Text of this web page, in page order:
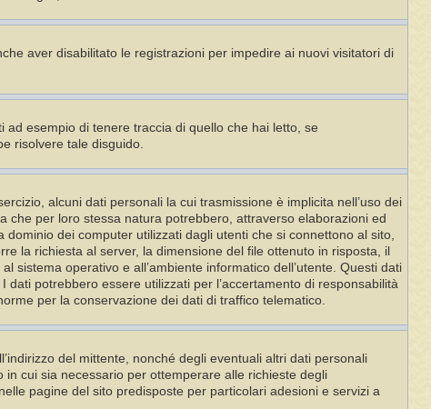
aver disabilitato le registrazioni per impedire ai nuovi visitatori di
esempio di tenere traccia di quello che hai letto, se
risolvere tale disguido.
alcuni dati personali la cui trasmissione è implicita nell’uso dei
che per loro stessa natura potrebbero, attraverso elaborazioni ed
dei computer utilizzati dagli utenti che si connettono al sito,
la richiesta al server, la dimensione del file ottenuto in risposta, il
sistema operativo e all’ambiente informatico dell’utente. Questi dati
potrebbero essere utilizzati per l’accertamento di responsabilità
per la conservazione dei dati di traffico telematico.
del mittente, nonché degli eventuali altri dati personali
cui sia necessario per ottemperare alle richieste degli
pagine del sito predisposte per particolari adesioni e servizi a